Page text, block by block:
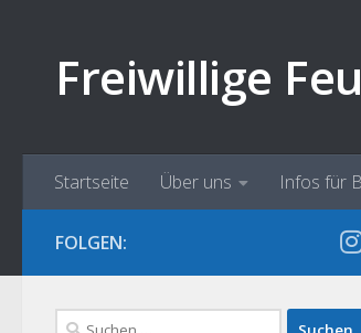
Freiwillige
Startseite Über uns Infos für
FOLGEN:
Suchen